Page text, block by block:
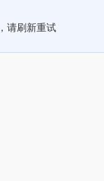
请刷新重试